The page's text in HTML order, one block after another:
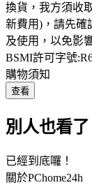
換貨，我方須收
新費用)，請先確
及使用，以免影
BSMI許可字號
購物須知
查看
別人也看了
已經到底囉！
關於PChome24h